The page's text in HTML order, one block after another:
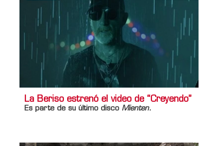
La Beriso estrenó el video de “Creyendo”
Es parte de su último disco Mienten.